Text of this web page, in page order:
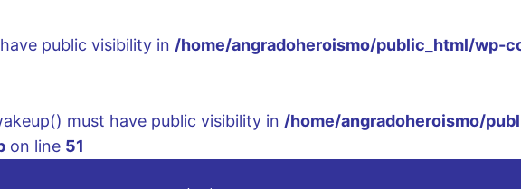
public visibility in /home/angradoheroismo/public_html/
must have public visibility in /home/angradoheroismo/
on line 51